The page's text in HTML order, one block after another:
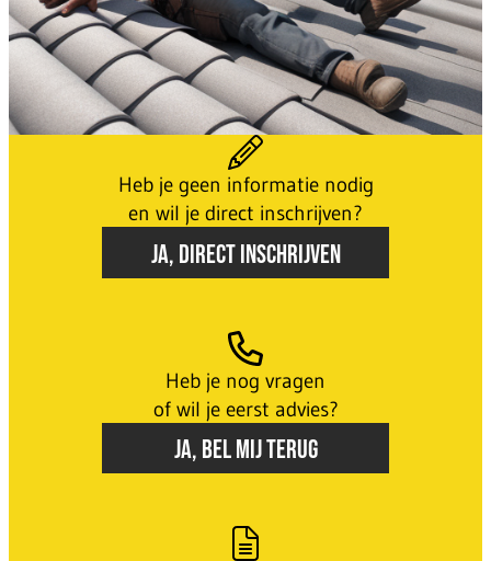
Heb je geen informatie nodig
en wil je direct inschrijven?
JA, DIRECT INSCHRIJVEN
Heb je nog vragen
of wil je eerst advies?
JA, BEL MIJ TERUG